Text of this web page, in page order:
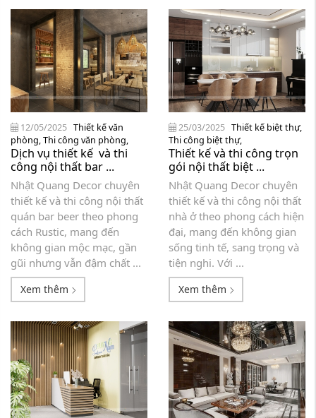
12/05/2025 Thiết kế văn
phòng,Thi công văn phòng,
Dịch vụ thiết kế và thi
công nội thất bar ...
Nhật Quang Decor chuyên
thiết kế và thi công nội thất
quán bar beer theo phong
cách Rustic, mang đến
không gian mộc mạc, gần
gũi nhưng vẫn đậm chất ...
Xem thêm
25/03/2025 Thiết kế biệt thự,
Thi công biệt thự,
Thiết kế và thi công trọn
gói nội thất biệt ...
Nhật Quang Decor chuyên
thiết kế và thi công nội thất
nhà ở theo phong cách hiện
đại, mang đến không gian
sống tinh tế, sang trọng và
tiện nghi. Với ...
Xem thêm